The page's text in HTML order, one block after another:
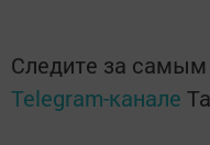
Следите за
Telegram-канале